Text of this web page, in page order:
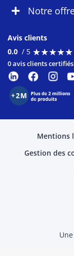
Notre
Avis clients
0.0 / 5 ★★★★★
★★★★★
0 avis clients
Mentions
Gestion des